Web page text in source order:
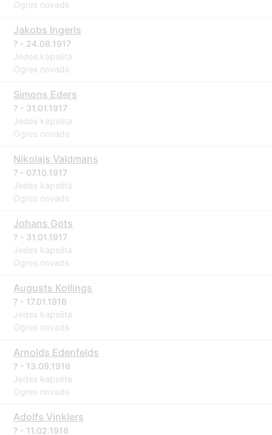
Ogres novads
Jakobs Ingerls
? - 24.08.1917
Jedes kapsēta
Ogres novads
Simons Eders
? - 31.01.1917
Jedes kapsēta
Ogres novads
Nikolajs Valdmans
? - 07.10.1917
Jedes kapsēta
Ogres novads
Johans Gots
? - 31.01.1917
Jedes kapsēta
Ogres novads
Augusts Kollings
? - 17.01.1916
Jedes kapsēta
Ogres novads
Arnolds Edenfelds
? - 13.09.1916
Jedes kapsēta
Ogres novads
Adolfs Vinklers
? - 11.02.1916